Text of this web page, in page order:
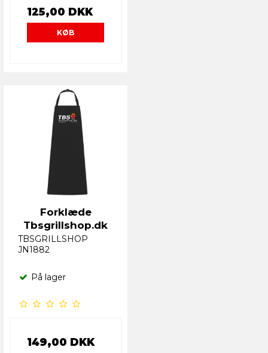
125,00 DKK
KØB
Forklæde
Tbsgrillshop.dk
TBSGRILLSHOP
JN1882
På lager
149,00 DKK